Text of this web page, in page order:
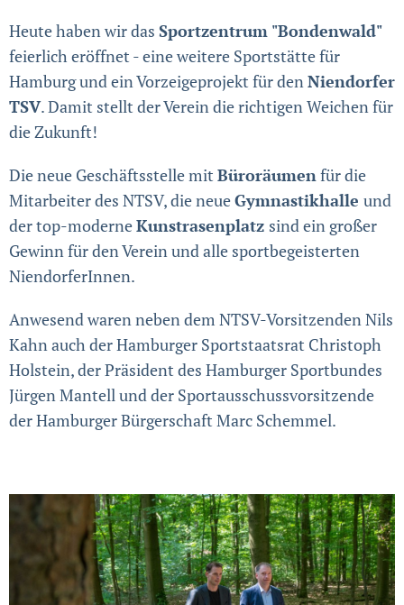
Heute haben wir das Sportzentrum "Bondenwald"
feierlich eröffnet - eine weitere Sportstätte für
Hamburg und ein Vorzeigeprojekt für denNiendorfer
TSV. Damit stellt der Verein die richtigen Weichen für
die Zukunft!
Die neue Geschäftsstelle mit Büroräumenfür die
Mitarbeiter des NTSV, die neueGymnastikhalle und
der top-moderneKunstrasenplatz sind ein großer
Gewinn für den Verein und alle sportbegeisterten
NiendorferInnen.
Anwesend waren neben dem NTSV-Vorsitzenden Nils
Kahn auch der Hamburger Sportstaatsrat Christoph
Holstein, der Präsident des Hamburger Sportbundes
Jürgen Mantell und der Sportausschussvorsitzende
der Hamburger Bürgerschaft Marc Schemmel.